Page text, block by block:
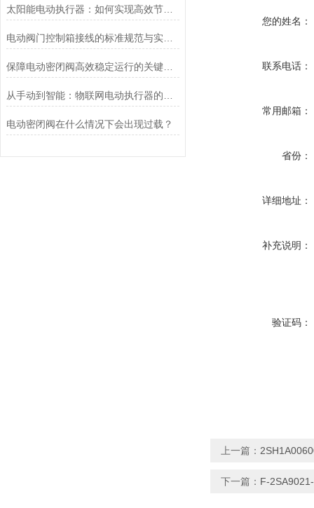
太阳能电动执行器：如何实现高效节能的自动化控制？
保障电动密闭阀高效稳定运行的关键举措
电动密闭阀在什么情况下会出现过载？
您的姓名：
联系电话：
常用邮箱：
省份：
详细地址：
补充说明：
验证码：
上一篇：
下一篇： F-